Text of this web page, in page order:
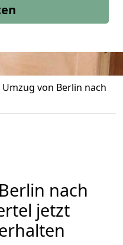
Umzug von Berlin nach
nach
jetzt